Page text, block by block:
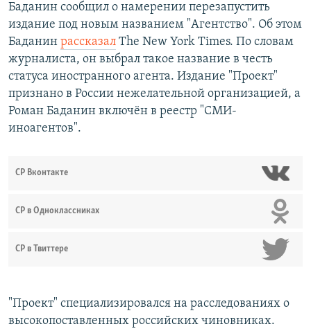
Все сайты РСЕ/РС
Баданин сообщил о намерении перезапустить
издание под новым названием "Агентство". Об этом
Баданин рассказал The New York Times. По словам
журналиста, он выбрал такое название в честь
статуса иностранного агента. Издание "Проект"
признано в России нежелательной организацией, а
Роман Баданин включён в реестр "СМИ-
иноагентов".
СР Вконтакте
СР в Одноклассниках
СР в Твиттере
"Проект" специализировался на расследованиях о
высокопоставленных российских чиновниках.